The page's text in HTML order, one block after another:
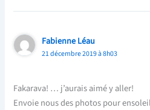
Fabienne Léau
21 décembre 2019 à 8h03
Fakarava! … j’aurais aimé y aller!
Envoie nous des photos pour